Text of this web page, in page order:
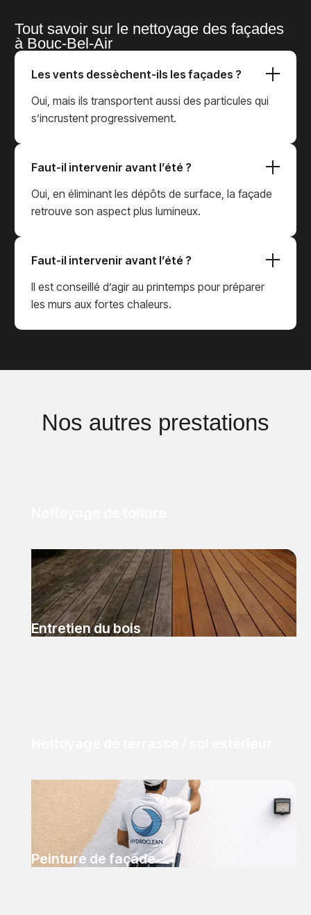
Tout savoir sur le nettoyage des façades
à Bouc-Bel-Air
Les vents dessèchent-ils les façades ?
Oui, mais ils transportent aussi des particules qui
s’incrustent progressivement.
Faut-il intervenir avant l’été ?
Oui, en éliminant les dépôts de surface, la façade
retrouve son aspect plus lumineux.
Faut-il intervenir avant l’été ?
Il est conseillé d’agir au printemps pour préparer
les murs aux fortes chaleurs.
Nos autres prestations
Entretien du bois
Peinture de façade